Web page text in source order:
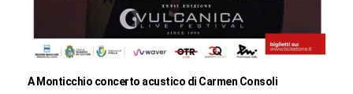
A Monticchio concerto acustico di Carmen Consoli